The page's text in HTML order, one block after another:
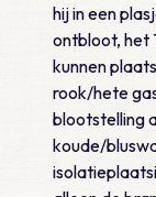
hij in een
ontbloot, het
kunnen
rook/hete
blootstelling
koude/